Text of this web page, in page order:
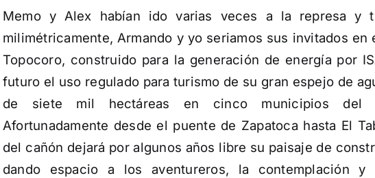
Memo y Alex habían ido varias veces a la represa y
milimétricamente, Armando y yo seriamos sus invitados en
Topocoro, construido para la generación de energía por
futuro el uso regulado para turismo de su gran espejo de
de siete mil hectáreas en cinco municipios del
Afortunadamente desde el puente de Zapatoca hasta El
del cañón dejará por algunos años libre su paisaje de
dando espacio a los aventureros, la contemplación y